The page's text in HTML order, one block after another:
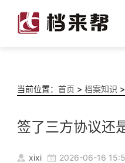
当前位置： 首页 > 档案知识 >
签了三方协议还
xixi 2026-06-16